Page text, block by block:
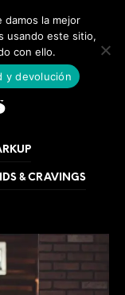
0 0
& CRAVINGS
damos la mejor
usando este sitio,
con ello.
y devolución